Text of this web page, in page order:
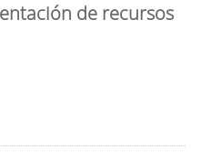
de recursos